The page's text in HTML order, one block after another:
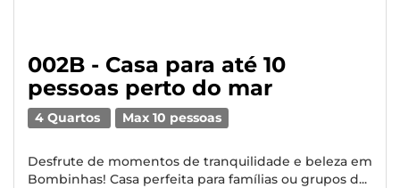
002B - Casa para até 10
pessoas perto do mar
4 Quartos Max 10 pessoas
Desfrute de momentos de tranquilidade e beleza em
Bombinhas! Casa perfeita para famílias ou grupos d...